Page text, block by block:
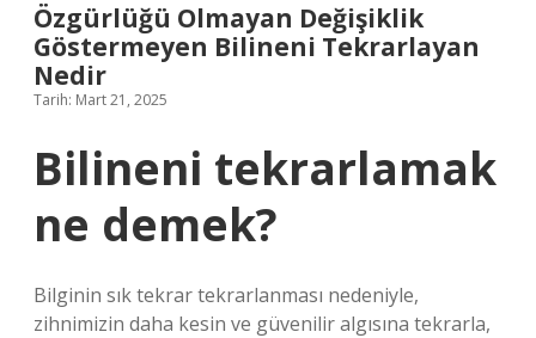
Özgürlüğü Olmayan Değişiklik
Göstermeyen Bilineni Tekrarlayan
Nedir
Tarih: Mart 21, 2025
Bilineni tekrarlamak
ne demek?
Bilginin sık tekrar tekrarlanması nedeniyle,
zihnimizin daha kesin ve güvenilir algısına tekrarla,